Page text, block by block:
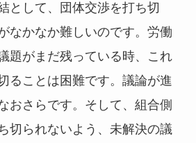
として、団体交渉を打ち切
なかなか難しいのです。労働
題がまだ残っている時、これ
ることは困難です。議論が進
おさらです。そして、組合側
切られないよう、未解決の議